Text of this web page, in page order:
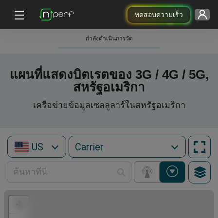
ทดสอบความเร็ว
กําลังดําเนินการวัด
แผนที่แสดงบิตเรตของ 3G / 4G / 5G,
สหรัฐอเมริกา
เครือข่ายข้อมูลเซลลูลาร์ในสหรัฐอเมริกา
US